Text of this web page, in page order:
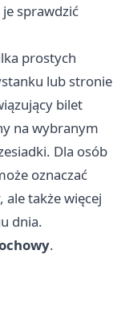
sprawdzić
prostych
lub stronie
bilet
na wybranym
Dla osób
oznaczać
także więcej
dnia.
.